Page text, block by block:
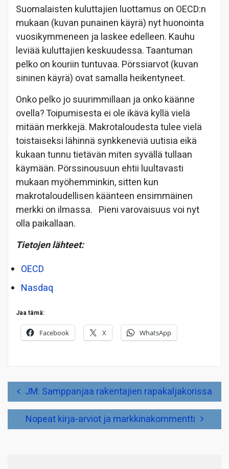
Suomalaisten kuluttajien luottamus on OECD:n
mukaan (kuvan punainen käyrä) nyt huonointa
vuosikymmeneen ja laskee edelleen. Kauhu
leviää kuluttajien keskuudessa. Taantuman
pelko on kouriin tuntuvaa. Pörssiarvot (kuvan
sininen käyrä) ovat samalla heikentyneet.
Onko pelko jo suurimmillaan ja onko käänne
ovella? Toipumisesta ei ole ikävä kyllä vielä
mitään merkkejä. Makrotaloudesta tulee vielä
toistaiseksi lähinnä synkkeneviä uutisia eikä
kukaan tunnu tietävän miten syvällä tullaan
käymään. Pörssinousuun ehtii luultavasti
mukaan myöhemminkin, sitten kun
makrotaloudellisen käänteen ensimmäinen
merkki on ilmassa. Pieni varovaisuus voi nyt
olla paikallaan.
Tietojen lähteet:
OECD
Nasdaq
Jaa tämä:
Facebook X WhatsApp
Artikkelien
selausJM: Samppanjaa rakentajien rapakaljakorissa
Nopeat kirja-arviot ja markkinakommentti